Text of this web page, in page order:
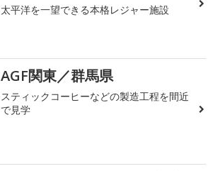
太平洋を一望できる本格レジャー施設
AGF関東／群馬県
スティックコーヒーなどの製造工程を間近
で見学